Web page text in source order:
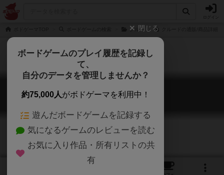
クルー
クルード
CLUEDO
閉じる
ボードゲームのプレイ履歴を記録し
て、
自分のデータを管理しませんか？
約75,000人がボドゲーマを利用中！
遊んだボードゲームを記録する
気になるゲームのレビューを読む
お気に入り作品・所有リストの共
有